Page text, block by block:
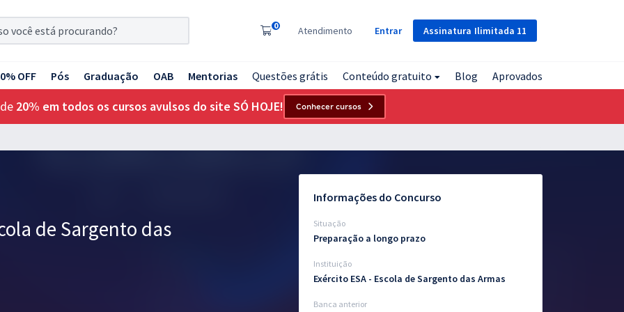
Assinatura Ilimitada 11
0 Atendimento Entrar
OFF Pós Graduação OAB Mentorias Questões grátis Conteúdo gratuito Blog Aprovados
20% em todos os cursos avulsos do site SÓ HOJE! Conhecer cursos
de Sargento das
Informações do Concurso
Situação
Preparação a longo prazo
Instituição
Exército ESA - Escola de Sargento das Armas
Banca anterior